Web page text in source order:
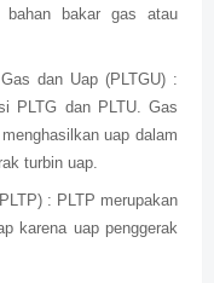
bahan bakar gas atau
dan Uap (PLTGU) :
PLTG dan PLTU. Gas
uap dalam
turbin uap.
: PLTP merupakan
karena uap penggerak